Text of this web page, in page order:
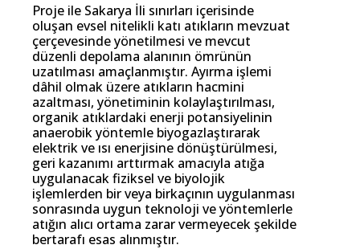
Proje ile Sakarya İli sınırları içerisinde
oluşan evsel nitelikli katı atıkların mevzuat
çerçevesinde yönetilmesi ve mevcut
düzenli depolama alanının ömrünün
uzatılması amaçlanmıştır. Ayırma işlemi
dâhil olmak üzere atıkların hacmini
azaltması, yönetiminin kolaylaştırılması,
organik atıklardaki enerji potansiyelinin
anaerobik yöntemle biyogazlaştırarak
elektrik ve ısı enerjisine dönüştürülmesi,
geri kazanımı arttırmak amacıyla atığa
uygulanacak fiziksel ve biyolojik
işlemlerden bir veya birkaçının uygulanması
sonrasında uygun teknoloji ve yöntemlerle
atığın alıcı ortama zarar vermeyecek şekilde
bertarafı esas alınmıştır.